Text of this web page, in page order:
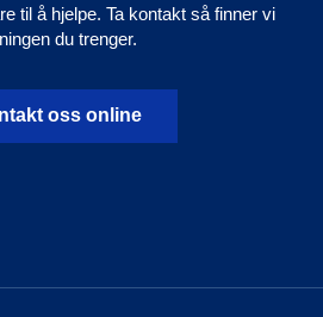
til å hjelpe. Ta kontakt så finner vi
du trenger.
oss online